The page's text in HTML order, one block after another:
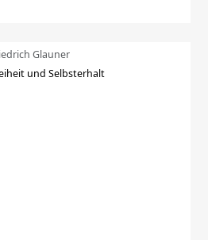
Glauner
und Selbsterhalt